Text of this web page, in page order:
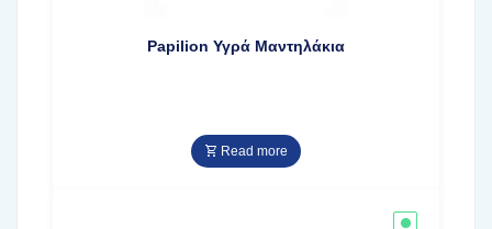
Papilion Υγρά Μαντηλάκια
Read more